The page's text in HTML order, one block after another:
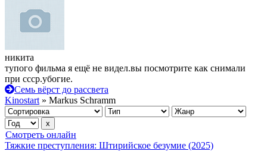
никита
тупого фильма я ещё не видел.вы посмотрите как снимали
при ссср.убогие.
Семь вёрст до рассвета
Kinostart » Markus Schramm
Смотреть онлайн
Тяжкие преступления: Штирийское безумие (2025)